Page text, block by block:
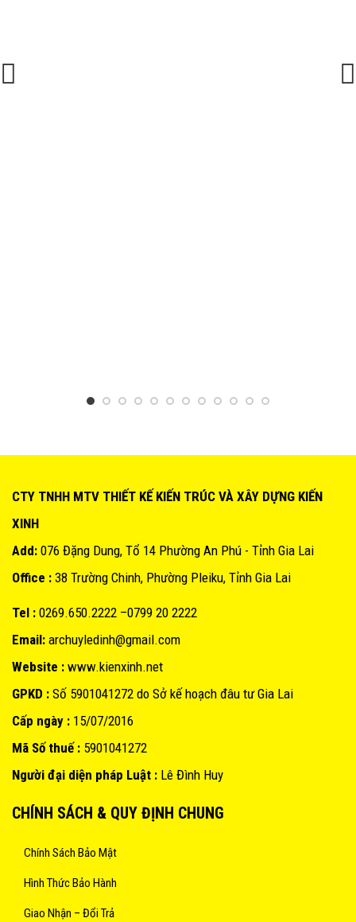
CTY TNHH MTV THIẾT KẾ KIẾN TRÚC VÀ XÂY DỰNG KIẾN
XINH
Add: 076 Đặng Dung, Tổ 14 Phường An Phú - Tỉnh Gia Lai
Office : 38 Trường Chinh, Phường Pleiku, Tỉnh Gia Lai
Tel : 0269.650.2222 –0799 20 2222
Email: archuyledinh@gmail.com
Website : www.kienxinh.net
GPKD : Số 5901041272 do Sở kế hoạch đâu tư Gia Lai
Cấp ngày : 15/07/2016
Mã Số thuế : 5901041272
Người đại diện pháp Luật : Lê Đình Huy
CHÍNH SÁCH & QUY ĐỊNH CHUNG
Chính Sách Bảo Mật
Hình Thức Bảo Hành
Giao Nhận – Đổi Trả